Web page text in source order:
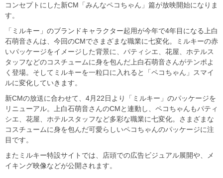
コンセプトにした新CM「みんなペコちゃん」篇が放映開始になりま
す。
「ミルキー」のブランドキャラクター起用が今年で4年目になる上白
石萌音さんは、今回のCMでさまざまな職業に七変化。ミルキーの赤
いパッケージをイメージした背景に、パティシエ、花屋、ホテルス
タッフなどのコスチュームに身を包んだ上白石萌音さんがテンポよ
く登場。そしてミルキーを一粒口に入れると「ペコちゃん」スマイ
ルに変化していきます。
新CMの放送に合わせて、4月22日より「ミルキー」のパッケージを
リニューアル。上白石萌音さんのCMと連動し、ペコちゃんもパティ
シエ、花屋、ホテルスタッフなど多彩な職業に七変化。さまざまな
コスチュームに身を包んだ可愛らしいペコちゃんのパッケージに注
目です。
またミルキー特設サイトでは、店頭での広告ビジュアル展開や、メ
イキング映像などが公開されます。